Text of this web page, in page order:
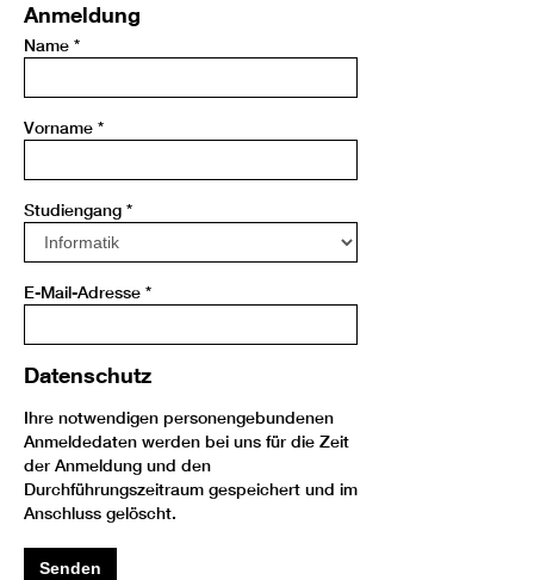
Anmeldung
Name *
Vorname *
Studiengang *
E-Mail-Adresse *
Datenschutz
Ihre notwendigen personengebundenen
Anmeldedaten werden bei uns für die Zeit
der Anmeldung und den
Durchführungszeitraum gespeichert und im
Anschluss gelöscht.
Senden